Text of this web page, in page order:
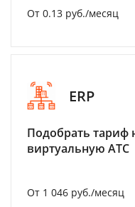
От 0.13 руб./месяц
ERP
Подобрать тариф
виртуальную АТС
От 1 046 руб./месяц